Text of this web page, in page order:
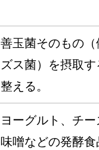
善玉菌そのもの
ズス菌）を摂取
整える。
ヨーグルト、チー
味噌などの発酵食